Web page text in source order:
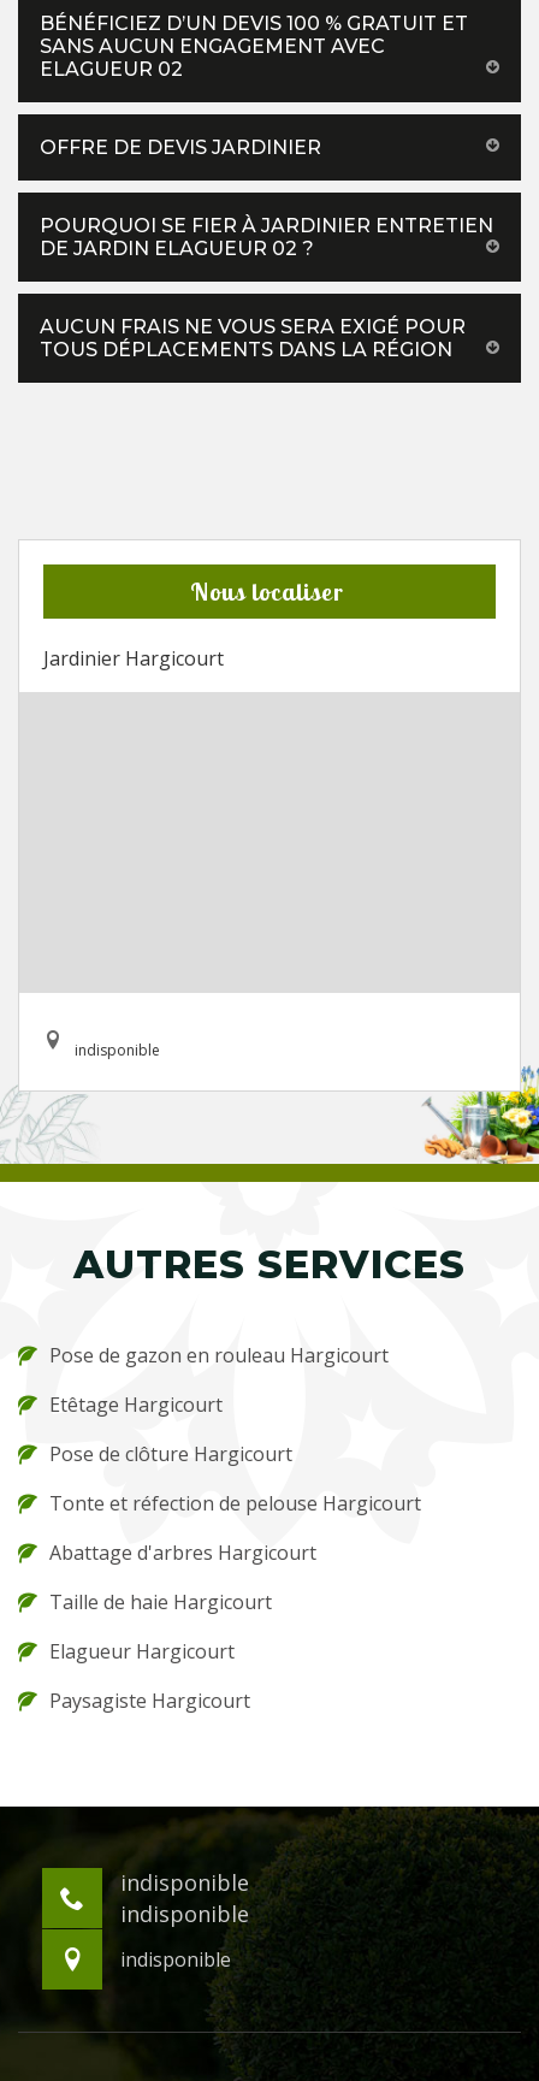
BÉNÉFICIEZ D’UN DEVIS 100 % GRATUIT ET
SANS AUCUN ENGAGEMENT AVEC
ELAGUEUR 02
OFFRE DE DEVIS JARDINIER
POURQUOI SE FIER À JARDINIER ENTRETIEN
DE JARDIN ELAGUEUR 02 ?
AUCUN FRAIS NE VOUS SERA EXIGÉ POUR
TOUS DÉPLACEMENTS DANS LA RÉGION
Nous localiser
Jardinier Hargicourt
indisponible
AUTRES SERVICES
Pose de gazon en rouleau Hargicourt
Etêtage Hargicourt
Pose de clôture Hargicourt
Tonte et réfection de pelouse Hargicourt
Abattage d'arbres Hargicourt
Taille de haie Hargicourt
Elagueur Hargicourt
Paysagiste Hargicourt
indisponible
indisponible
indisponible